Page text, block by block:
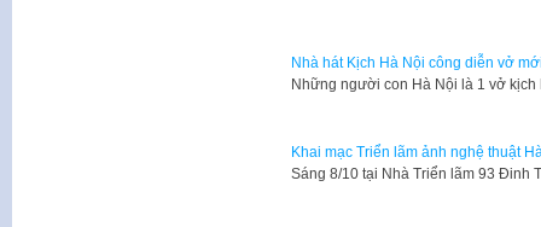
Nhà hát Kịch Hà Nội công diễn vở
Những người con Hà Nội là 1 vở
Khai mạc Triển lãm ảnh nghệ thuật
​Sáng 8/10 tại Nhà Triển lãm 93 Đinh